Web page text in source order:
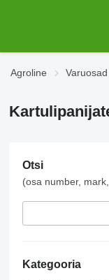
Agroline Varuosad
Otsi
(osa number,
Kategooria